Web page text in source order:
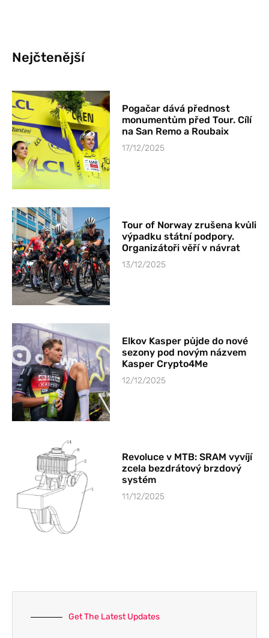
Nejčtenější
Pogačar dává přednost
monumentům před Tour. Cílí
na San Remo a Roubaix
17/12/2025
Tour of Norway zrušena kvůli
výpadku státní podpory.
Organizátoři věří v návrat
13/12/2025
Elkov Kasper půjde do nové
sezony pod novým názvem
Kasper Crypto4Me
12/12/2025
Revoluce v MTB: SRAM vyvíjí
zcela bezdrátový brzdový
systém
11/12/2025
Get The Latest Updates